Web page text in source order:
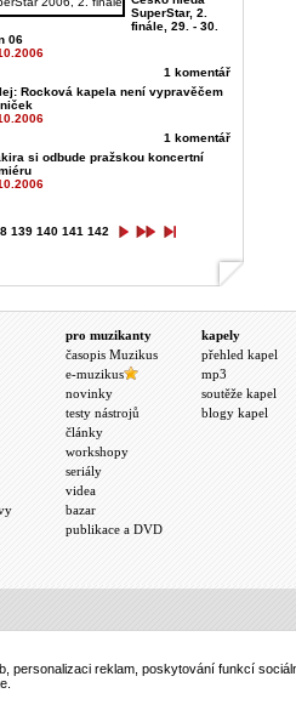
SuperStar, 2.
finále, 29. - 30.
06
1 komentář
Rocková kapela není vypravěčem
1 komentář
si odbude pražskou koncertní
139 140 141 142
pro muzikanty
časopis Muzikus
e-muzikus
novinky
testy nástrojů
články
workshopy
seriály
videa
bazar
publikace a DVD
kapely
přehled kapel
mp3
soutěže kapel
blogy kapel
personalizaci reklam, poskytování funkcí